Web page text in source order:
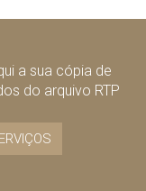
a sua cópia de
do arquivo RTP